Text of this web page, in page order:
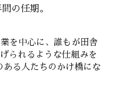
の任期。
を中心に、誰もが田舎
られるような仕組みを
る人たちのかけ橋にな